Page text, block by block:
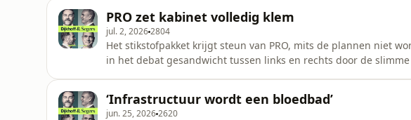
verkiesbaar stelt. Iron
PRO zet kabinet volledig klem
jul. 2, 20262804
Het stikstofpakket krijgt steun van PRO, mits de plannen niet
in het debat gesandwicht tussen links en rechts door de slimme
stijgen, lijken d
‘Infrastructuur wordt een bloedbad’
jun. 25, 20262620